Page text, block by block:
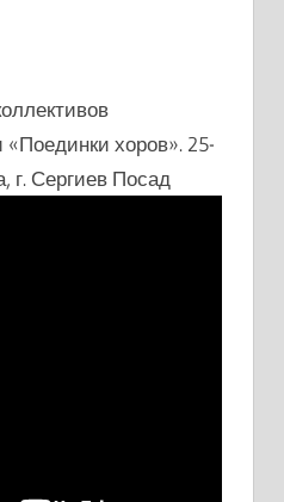
хоров». 25-
г. Сергиев Посад